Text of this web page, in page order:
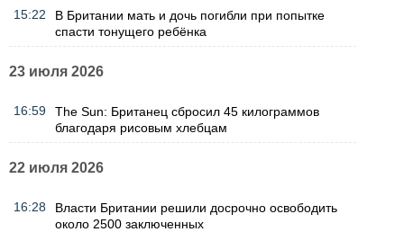
15:22
В Британии мать и дочь погибли при попытке
спасти тонущего ребёнка
23 июля 2026
16:59
The Sun: Британец сбросил 45 килограммов
благодаря рисовым хлебцам
22 июля 2026
16:28
Власти Британии решили досрочно освободить
около 2500 заключенных